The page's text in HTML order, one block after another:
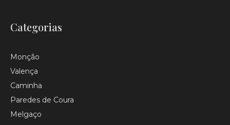
Categorias
Monção
Valença
Caminha
Paredes de Coura
Melgaço